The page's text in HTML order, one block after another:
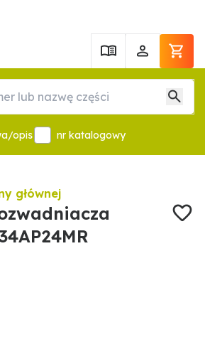
opis nr katalogowy
głównej